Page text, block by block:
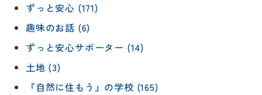
ずっと安心 (171)
趣味のお話 (6)
ずっと安心サポーター (14)
土地 (3)
『自然に住もう』の学校 (165)